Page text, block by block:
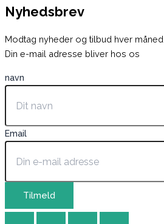
Nyhedsbrev
Modtag nyheder og tilbud hver måned
Din e-mail adresse bliver hos os
navn
Email
Tilmeld